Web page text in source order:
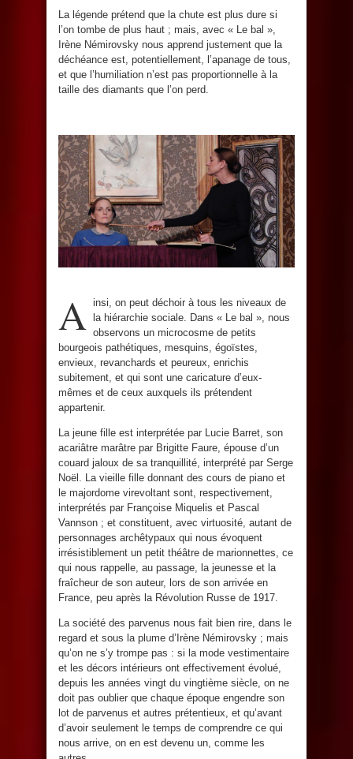
La légende prétend que la chute est plus dure si
l’on tombe de plus haut ; mais, avec « Le bal »,
Irène Némirovsky nous apprend justement que la
déchéance est, potentiellement, l’apanage de tous,
et que l’humiliation n’est pas proportionnelle à la
taille des diamants que l’on perd.
A insi, on peut déchoir à tous les niveaux de
la hiérarchie sociale. Dans « Le bal », nous
observons un microcosme de petits
bourgeois pathétiques, mesquins, égoïstes,
envieux, revanchards et peureux, enrichis
subitement, et qui sont une caricature d’eux-
mêmes et de ceux auxquels ils prétendent
appartenir.
La jeune fille est interprétée par Lucie Barret, son
acariâtre marâtre par Brigitte Faure, épouse d’un
couard jaloux de sa tranquillité, interprété par Serge
Noël. La vieille fille donnant des cours de piano et
le majordome virevoltant sont, respectivement,
interprétés par Françoise Miquelis et Pascal
Vannson ; et constituent, avec virtuosité, autant de
personnages archêtypaux qui nous évoquent
irrésistiblement un petit théâtre de marionnettes, ce
qui nous rappelle, au passage, la jeunesse et la
fraîcheur de son auteur, lors de son arrivée en
France, peu après la Révolution Russe de 1917.
La société des parvenus nous fait bien rire, dans le
regard et sous la plume d’Irène Némirovsky ; mais
qu’on ne s’y trompe pas : si la mode vestimentaire
et les décors intérieurs ont effectivement évolué,
depuis les années vingt du vingtième siècle, on ne
doit pas oublier que chaque époque engendre son
lot de parvenus et autres prétentieux, et qu’avant
d’avoir seulement le temps de comprendre ce qui
nous arrive, on en est devenu un, comme les